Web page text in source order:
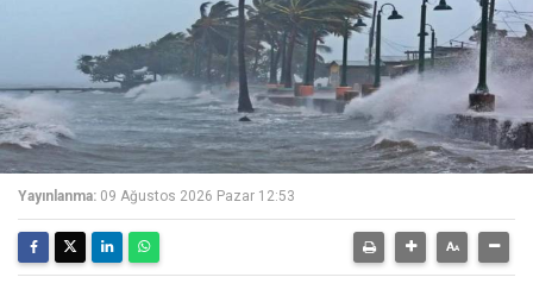
Yayınlanma: 09 Ağustos 2026 Pazar 12:53